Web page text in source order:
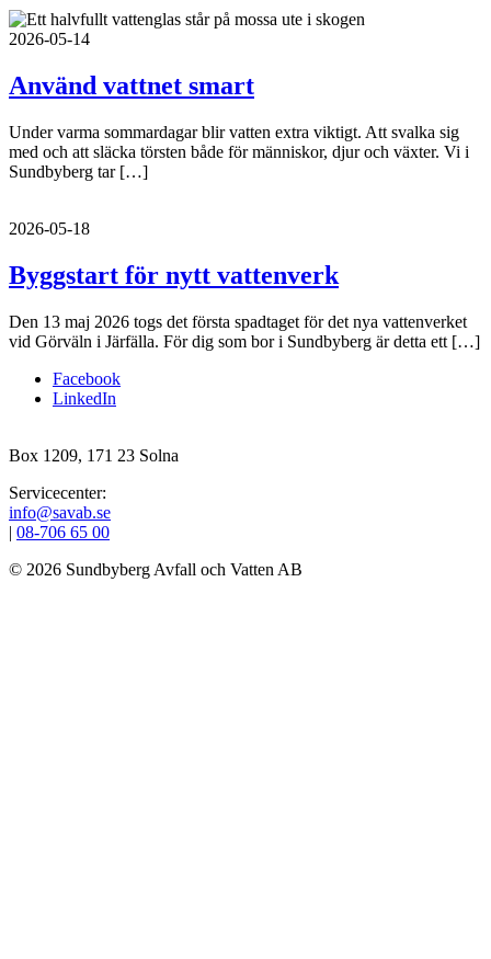
2026-05-14
Använd vattnet smart
Under varma sommardagar blir vatten extra viktigt. Att svalka sig
med och att släcka törsten både för människor, djur och växter. Vi i
Sundbyberg tar […]
2026-05-18
Byggstart för nytt vattenverk
Den 13 maj 2026 togs det första spadtaget för det nya vattenverket
vid Görväln i Järfälla. För dig som bor i Sundbyberg är detta ett […]
Facebook
LinkedIn
Box 1209, 171 23 Solna
Servicecenter:
info@savab.se
| 08‑706 65 00
© 2026 Sundbyberg Avfall och Vatten AB